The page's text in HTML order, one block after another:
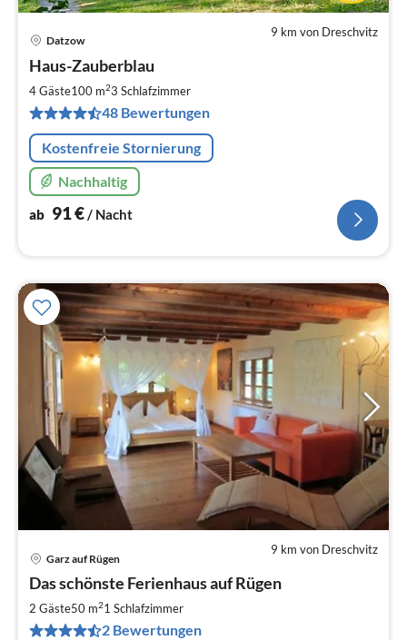
9 km von Dreschvitz
Datzow
Haus-Zauberblau
4 Gäste100 m23 Schlafzimmer
48 Bewertungen
Kostenfreie Stornierung
Nachhaltig
ab 91€/ Nacht
9 km von Dreschvitz
Garz auf Rügen
Das schönste Ferienhaus auf Rügen
2 Gäste50 m21 Schlafzimmer
2 Bewertungen